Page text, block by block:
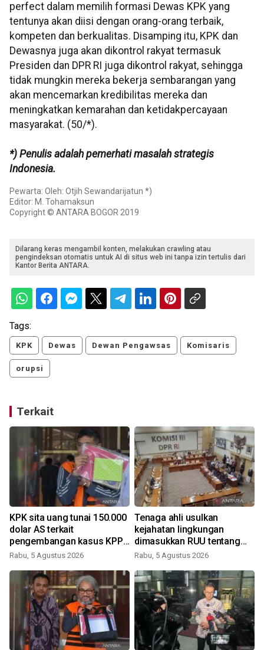
perfect dalam memilih formasi Dewas KPK yang
tentunya akan diisi dengan orang-orang terbaik,
kompeten dan berkualitas. Disamping itu, KPK dan
Dewasnya juga akan dikontrol rakyat termasuk
Presiden dan DPR RI juga dikontrol rakyat, sehingga
tidak mungkin mereka bekerja sembarangan yang
akan mencemarkan kredibilitas mereka dan
meningkatkan kemarahan dan ketidakpercayaan
masyarakat. (50/*).
*) Penulis adalah pemerhati masalah strategis
Indonesia.
Pewarta: Oleh: Otjih Sewandarijatun *)
Editor: M. Tohamaksun
Copyright © ANTARA BOGOR 2019
Dilarang keras mengambil konten, melakukan crawling atau
pengindeksan otomatis untuk AI di situs web ini tanpa izin tertulis dari
Kantor Berita ANTARA.
Tags:
KPK Dewas Dewan Pengawsas Komisaris
orupsi
Terkait
KPK sita uang tunai 150.000
dolar AS terkait
pengembangan kasus KPP
Banjarmasin
Rabu, 5 Agustus 2026
Tenaga ahli usulkan
kejahatan lingkungan
dimasukkan RUU tentang
Perampasan Aset
Rabu, 5 Agustus 2026